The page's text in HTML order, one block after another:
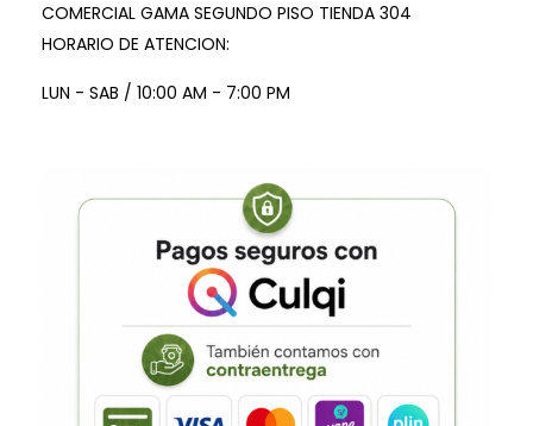
COMERCIAL GAMA SEGUNDO PISO TIENDA 304
HORARIO DE ATENCION:
LUN - SAB / 10:00 AM - 7:00 PM